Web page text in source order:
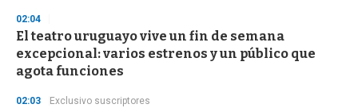
s
e
c
o
n
02:04
El teatro uruguayo vive un fin de semana
excepcional: varios estrenos y un público que
agota funciones
02:03 Exclusivo suscriptores